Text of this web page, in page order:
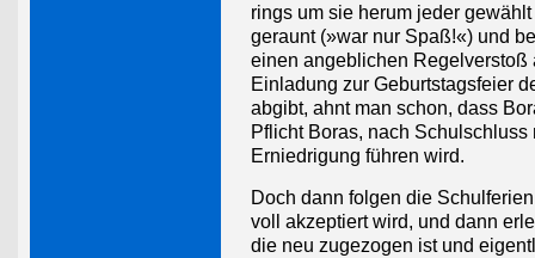
rings um sie herum jeder
geraunt (»war nur Spaß!«) und
einen angeblichen Regelverstoß
Einladung zur Geburtstagsfeier
abgibt, ahnt man schon, dass
Pflicht Boras, nach
Erniedrigung führen wird.
Doch dann folgen die
voll akzeptiert wird, und dann
die neu zugezogen ist und